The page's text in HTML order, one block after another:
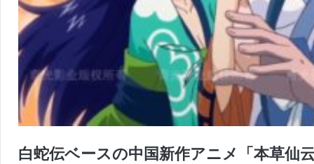
白蛇伝ベースの中国新作アニメ「本草仙